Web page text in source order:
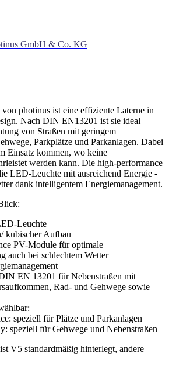
GmbH & Co. KG
von photinus ist eine effiziente Laterne in
Nach DIN EN13201 ist sie ideal
von Straßen mit geringem
Parkplätze und Parkanlagen. Dabei
Einsatz kommen, wo keine
werden kann. Die high-performance
LED-Leuchte mit ausreichend Energie -
dank intelligentem Energiemanagement.
Leuchte
kubischer Aufbau
PV-Module für optimale
auch bei schlechtem Wetter
EN 13201 für Nebenstraßen mit
Rad- und Gehwege sowie
speziell für Plätze und Parkanlagen
speziell für Gehwege und Nebenstraßen
V5 standardmäßig hinterlegt, andere